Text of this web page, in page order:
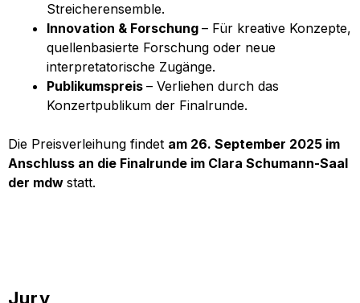
Streicherensemble.
Innovation & Forschung – Für kreative Konzepte,
quellenbasierte Forschung oder neue
interpretatorische Zugänge.
Publikumspreis – Verliehen durch das
Konzertpublikum der Finalrunde.
Die Preisverleihung findet am 26. September 2025 im
Anschluss an die Finalrunde im Clara Schumann-Saal
der mdw statt.
Jury